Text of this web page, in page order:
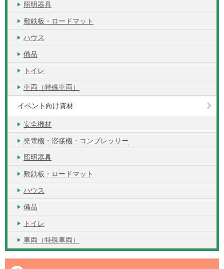
照明器具
敷鉄板・ロードマット
ハウス
備品
トイレ
車両（特殊車両）
イベント向け資材
安全機材
発電機・溶接機・コンプレッサー
照明器具
敷鉄板・ロードマット
ハウス
備品
トイレ
車両（特殊車両）